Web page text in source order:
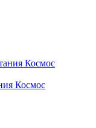
Космос